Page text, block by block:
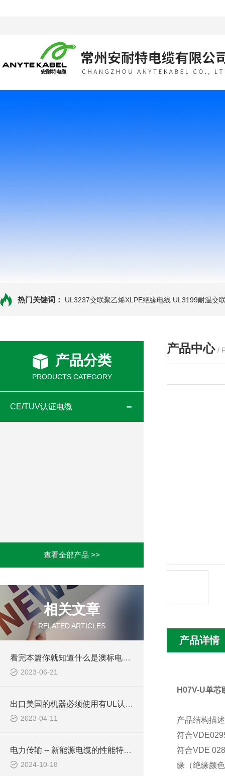
热门关键词： UL3237交联聚乙烯XLPE绝缘电线 UL3199耐温交
产品分类
PRODUCTS CATEGORY
CE/TUV认证电缆
查看全部产品 >>
相关文章
RELATED ARTICLES
看完本篇你就知道什么是澳标电缆了
2023-06-21
出口美国的机器必须使用有UL认证电缆吗
2023-04-11
电力传输 -- 新能源电缆的性能特点有哪些？
2024-10-18
产品中心 /
产品详情
H07V-U单芯
产品结构描
符合
符合VDE
缘（绝缘颜